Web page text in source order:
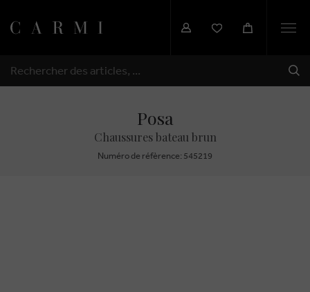
RECHERCHER
Posa
Chaussures bateau brun
Numéro de réfèrence: 545219